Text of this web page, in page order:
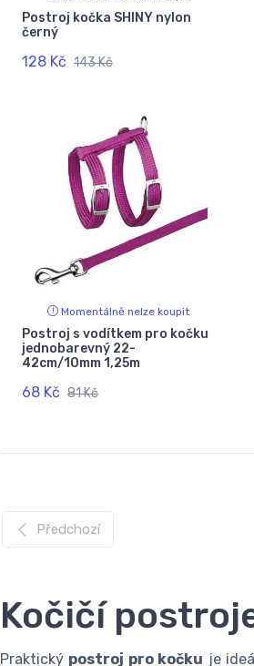
Postroj kočka SHINY nylon
černý
128 Kč 143 Kč
Momentálně nelze koupit
Postroj s vodítkem pro kočku
jednobarevný 22-
42cm/10mm 1,25m
68 Kč 81 Kč
Předchozí
Kočičí
Praktický postroj pro kočku je